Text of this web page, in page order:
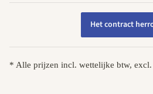
Het contract
* Alle prijzen incl. wettelijke btw, excl.